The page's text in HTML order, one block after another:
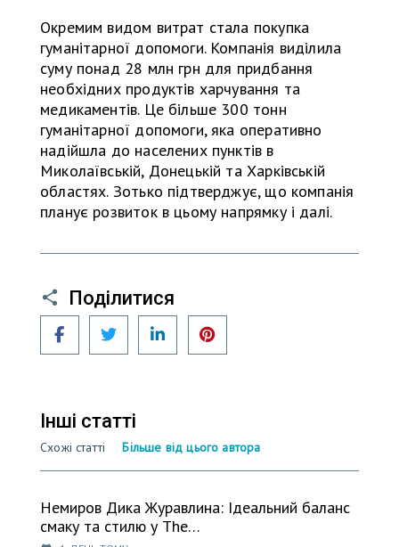
Окремим видом витрат стала покупка
гуманітарної допомоги. Компанія виділила
суму понад 28 млн грн для придбання
необхідних продуктів харчування та
медикаментів. Це більше 300 тонн
гуманітарної допомоги, яка оперативно
надійшла до населених пунктів в
Миколаївській, Донецькій та Харківській
областях. Зотько підтверджує, що компанія
планує розвиток в цьому напрямку і далі.
Поділитися
FacebookTwitter LinkedIn
Інші статті
Схожі статті Більше від цього автора
Немиров Дика Журавлина: Ідеальний баланс
смаку та стилю у The…